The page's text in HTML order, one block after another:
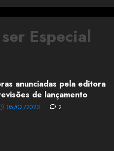
Especial
anunciadas pela editora
de lançamento
05/02/2023 2